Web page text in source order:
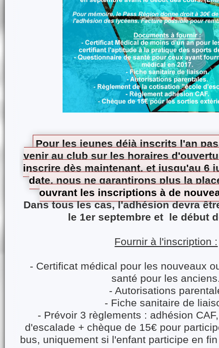
Pour les jeunes déjà inscrits l'an
venir au club sur les horaires
inscrire dès maintenant, et jusqu'au 6
date, nous ne garantirons plus la
ouvrant les inscriptions à de
Dans tous les cas, l'adhésion devra
le 1er septembre et le début
Fournir à l'inscription :
- Certificat médical pour les nouveaux
santé pour les
- Autorisations
- Fiche sanitaire de
- Prévoir 3 règlements : adhésion
d'escalade + chèque de 15€ pour
bus, uniquement si l'enfant participe en